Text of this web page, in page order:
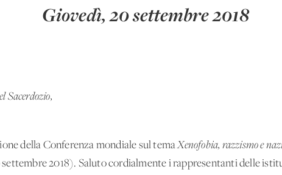
Giovedì, 20 settembre 2018
Sacerdozio,
della Conferenza mondiale sul temaXenofobia, razzismo e
2018). Saluto cordialmente i rappresentanti delle